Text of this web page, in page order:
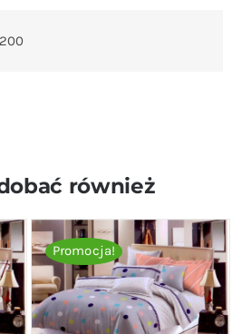
również
Promocja!
DODAJ DO KOSZYKA
/
SZCZEGÓŁY